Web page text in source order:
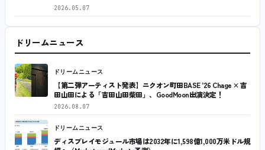
2026.05.07
ドリームニュース
ドリームニュース
【第二弾アーティスト発表】ニクオン町田BASE ’26 Chage × 吉
田山田による「吉田山田柴田」、GoodMoon出演決定！
2026.08.07
ドリームニュース
ディスプレイモジュール市場は2032年に1,598億1,000万米ドル規